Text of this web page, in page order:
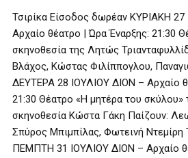
Τσιρίκα Είσοδος δωρέαν ΚΥΡΙΑΚΗ
Αρχαίο θέατρο | Ώρα Έναρξης: 21:30
σκηνοθεσία της Λητώς
Βλάχος, Κώστας Φιλίππογλου,
ΔΕΥΤΕΡΑ 28 ΙΟΥΛΙΟΥ ΔΙΟΝ – Αρχαίο
21:30 Θέατρο «Η μητέρα του
σκηνοθεσία Κώστα Γάκη Παίζουν:
Σπύρος Μπιμπίλας, Φωτεινή
ΠΕΜΠΤΗ 31 ΙΟΥΛΙΟΥ ΔΙΟΝ – Αρχαίο